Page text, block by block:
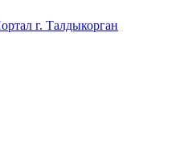
г. Талдыкорган